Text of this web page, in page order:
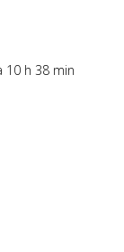
10 h 38 min